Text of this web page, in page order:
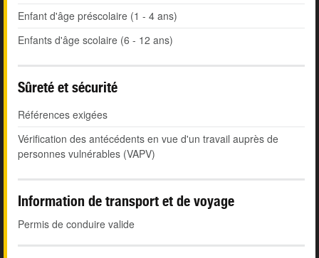
Enfant d'âge préscolaire (1 - 4 ans)
Enfants d'âge scolaire (6 - 12 ans)
Sûreté et sécurité
Références exigées
Vérification des antécédents en vue d'un travail auprès de
personnes vulnérables (VAPV)
Information de transport et de voyage
Permis de conduire valide